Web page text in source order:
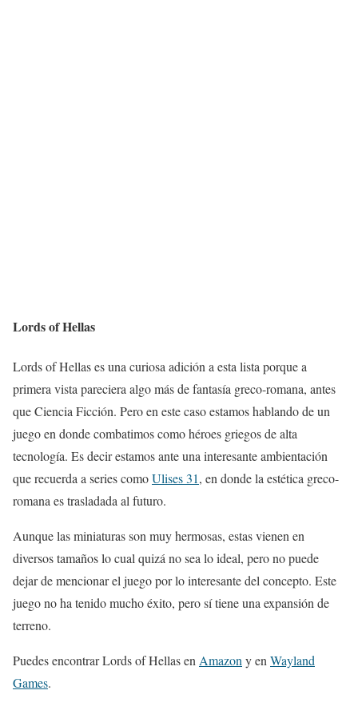
Lords of Hellas
Lords of Hellas es una curiosa adición a esta lista porque a
primera vista pareciera algo más de fantasía greco-romana, antes
que Ciencia Ficción. Pero en este caso estamos hablando de un
juego en donde combatimos como héroes griegos de alta
tecnología. Es decir estamos ante una interesante ambientación
que recuerda a series comoUlises 31, en donde la estética greco-
romana es trasladada al futuro.
Aunque las miniaturas son muy hermosas, estas vienen en
diversos tamaños lo cual quizá no sea lo ideal, pero no puede
dejar de mencionar el juego por lo interesante del concepto. Este
juego no ha tenido mucho éxito, pero sí tiene una expansión de
terreno.
Puedes encontrar Lords of Hellas en Amazon y en Wayland
Games.